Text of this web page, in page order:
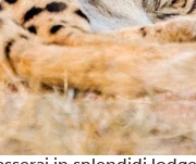
predatori tra cui
grande meraviglia: il
lungo il fiume, potrai
e diverse specie